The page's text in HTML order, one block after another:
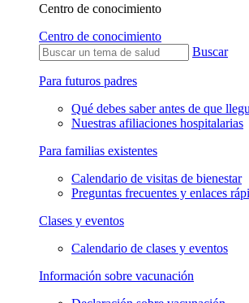
Centro de conocimiento
Centro de conocimiento
Buscar
Para futuros padres
Qué debes saber antes de que
Nuestras afiliaciones hospitalarias
Para familias existentes
Calendario de visitas de bienestar
Preguntas frecuentes y enlaces
Clases y eventos
Calendario de clases y eventos
Información sobre vacunación